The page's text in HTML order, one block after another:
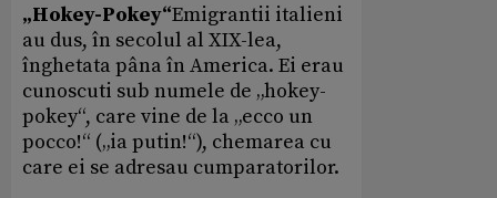
„Hokey-Pokey“Emigrantii italieni
au dus, în secolul al XIX-lea,
înghetata pâna în America. Ei erau
cunoscuti sub numele de „hokey-
pokey“, care vine de la „ecco un
pocco!“ („ia putin!“), chemarea cu
care ei se adresau cumparatorilor.